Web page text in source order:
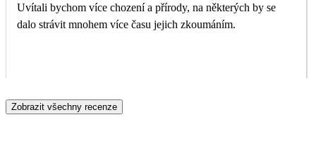
Uvítali bychom více chození a přírody, na některých by se
dalo strávit mnohem více času jejich zkoumáním.
Zobrazit všechny recenze